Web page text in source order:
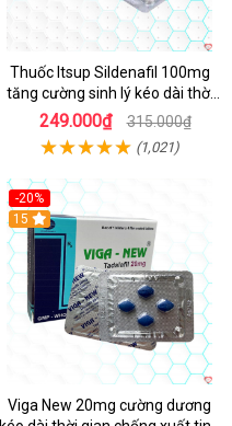
Thuốc Itsup Sildenafil 100mg
tăng cường sinh lý kéo dài thời
gian cho nam
249.000₫ 315.000₫
(1,021)
-20%
15
Viga New 20mg cường dương